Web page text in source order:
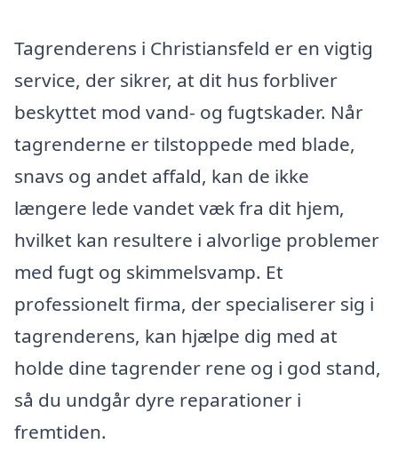
Tagrenderens i Christiansfeld er en vigtig
service, der sikrer, at dit hus forbliver
beskyttet mod vand- og fugtskader. Når
tagrenderne er tilstoppede med blade,
snavs og andet affald, kan de ikke
længere lede vandet væk fra dit hjem,
hvilket kan resultere i alvorlige problemer
med fugt og skimmelsvamp. Et
professionelt firma, der specialiserer sig i
tagrenderens, kan hjælpe dig med at
holde dine tagrender rene og i god stand,
så du undgår dyre reparationer i
fremtiden.